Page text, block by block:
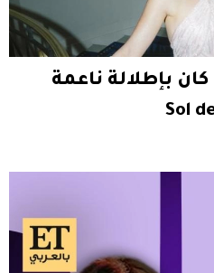
بإطلالة ناعمة